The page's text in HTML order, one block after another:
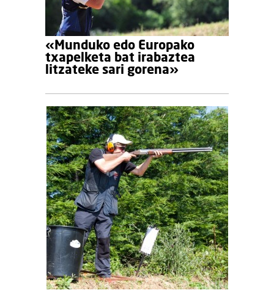
«Munduko edo Europako
txapelketa bat irabaztea
litzateke sari gorena»